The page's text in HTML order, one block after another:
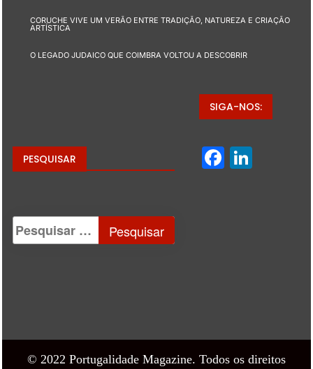
CORUCHE VIVE UM VERÃO ENTRE TRADIÇÃO, NATUREZA E CRIAÇÃO
ARTÍSTICA
O LEGADO JUDAICO QUE COIMBRA VOLTOU A DESCOBRIR
PESQUISAR
SIGA-NOS:
© 2022 Portugalidade Magazine. Todos os direitos